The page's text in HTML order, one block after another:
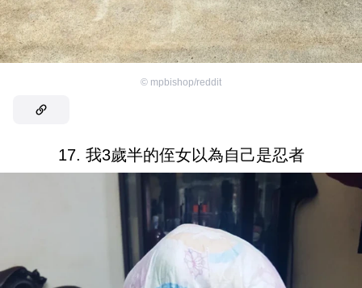
© mpbishop/reddit
17. 我3歲半的侄女以為自己是忍者